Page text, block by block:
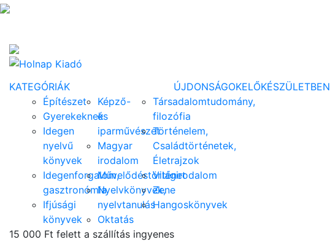
KATEGÓRIÁK
Építészet
Gyerekeknek
Idegen
nyelvű
könyvek
Idegenforgalom,
gasztronómia
Ifjúsági
könyvek
Képző-
és
iparművészet
Magyar
irodalom
Művelődéstörténet
Nyelvkönyvek,
nyelvtanulás
Oktatás
Társadalomtudomány,
filozófia
Történelem,
Családtörténetek,
Életrajzok
Világirodalom
Zene
Hangoskönyvek
ÚJDONSÁGOKELŐKÉSZÜLETBEN
15 000 Ft felett a szállítás ingyenes